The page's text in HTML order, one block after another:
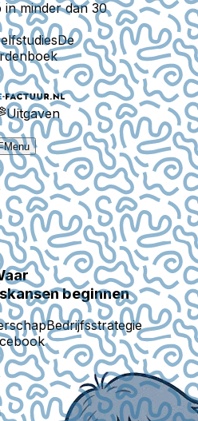
minder dan 30
De
Uitgaven
Menu
beginnen
Bedrijfsstrategie